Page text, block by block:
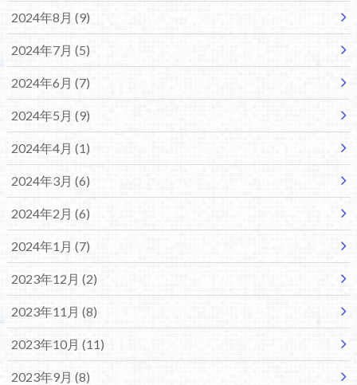
2024年8月 (9)
2024年7月 (5)
2024年6月 (7)
2024年5月 (9)
2024年4月 (1)
2024年3月 (6)
2024年2月 (6)
2024年1月 (7)
2023年12月 (2)
2023年11月 (8)
2023年10月 (11)
2023年9月 (8)